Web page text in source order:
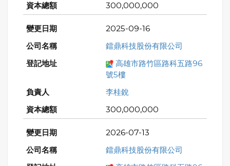
300,000,000
2025-09-16
鐳鼎科技股份有限公司
高雄市路竹區路科五路96
號5樓
李桂銳
300,000,000
2026-07-13
鐳鼎科技股份有限公司